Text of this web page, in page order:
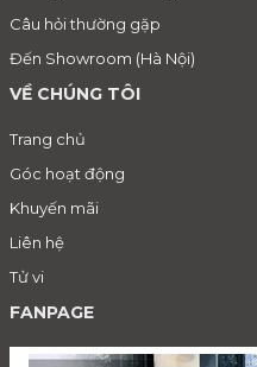
Câu hỏi thường gặp
Đến Showroom (Hà Nội)
VỀ CHÚNG TÔI
Trang chủ
Góc hoạt động
Khuyến mãi
Liên hệ
Tử vi
FANPAGE